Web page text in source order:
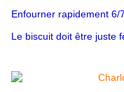
Enfourner rapidement 6/
Le biscuit doit être juste